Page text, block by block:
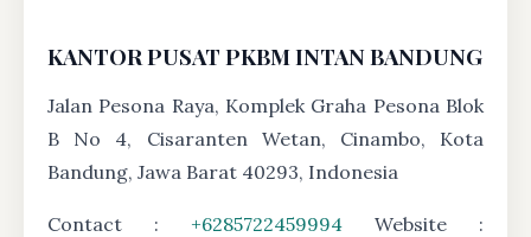
KANTOR PUSAT PKBM INTAN BANDUNG
Jalan Pesona Raya, Komplek Graha Pesona Blok
B No 4, Cisaranten Wetan, Cinambo, Kota
Bandung, Jawa Barat 40293, Indonesia
Contact : +6285722459994 Website :